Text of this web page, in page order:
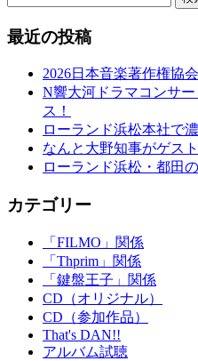
最近の投稿
2026日本音楽著作権協
N響大河ドラマコンサ
ス！
ローランド浜松本社で
なんと大野知事がゲスト
ローランド浜松・都田
カテゴリー
「FILMO」関係
「Thprim」関係
「鍵盤王子」関係
CD（オリジナル）
CD（参加作品）
That's DAN!!
アルバム試聴